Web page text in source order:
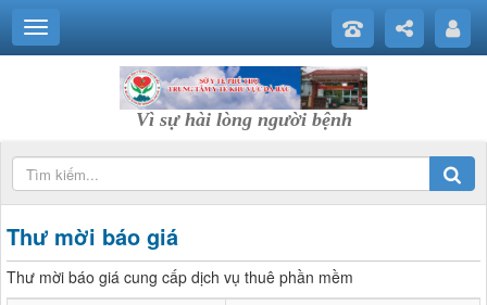
Vì sự hài lòng người bệnh
Thư mời báo giá
Thư mời báo giá cung cấp dịch vụ thuê phần mềm